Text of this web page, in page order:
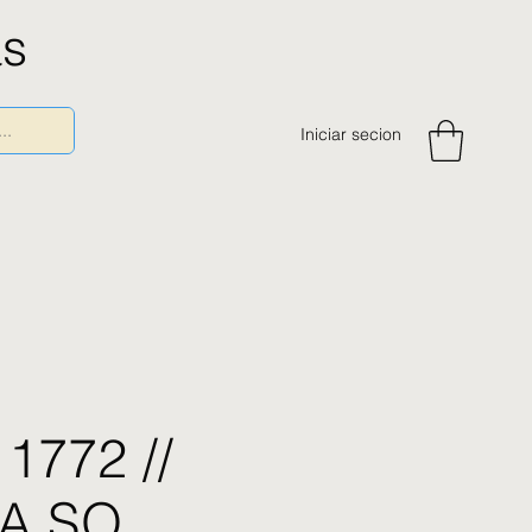
Iniciar secion
//